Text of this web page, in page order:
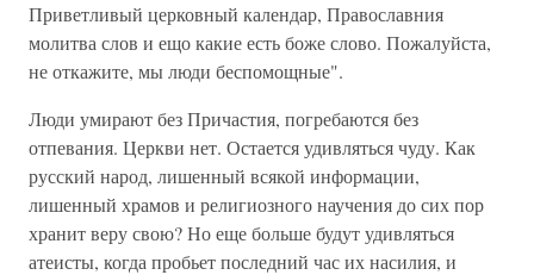
Приветливый церковный календар, Православния
молитва слов и ещо какие есть боже слово. Пожалуйста,
не откажите, мы люди беспомощные".
Люди умирают без Причастия, погребаются без
отпевания. Церкви нет. Остается удивляться чуду. Как
русский народ, лишенный всякой информации,
лишенный храмов и религиозного научения до сих пор
хранит веру свою? Но еще больше будут удивляться
атеисты, когда пробьет последний час их насилия, и